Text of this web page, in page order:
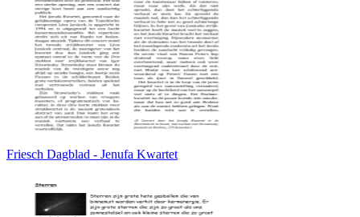
Friesch Dagblad - Jenufa Kwartet